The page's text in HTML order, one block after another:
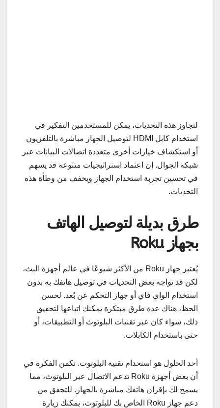
لتجاوز هذه التحديات، يمكن للمستخدمين التفكير في
استخدام كابل HDMI لتوصيل الجهاز مباشرة بالتلفزيون
أو استكشاف خيارات أخرى متعددة اتصالات البيانات عبر
شبكة الجوال. إن اعتماد استراتيجيات متنوعة قد يسهم
في تحسين تجربة استخدام الجهاز ويخفف من وطأة هذه
التحديات.
طرق بديلة لتوصيل الهاتف
بجهاز Roku
يُعتبر جهاز Roku من الأكثر شيوعًا في عالم أجهزة البث،
لكن قد تواجه بعض التحديات في توصيل هاتفك به بدون
استخدام الواي فاي أو جهاز التحكم عن بُعد. لحسن
الحظ، هناك عدة طرق مبتكرة يمكنك اتباعها لتحقيق
ذلك، سواء كان عبر تقنيات البلوتوث أو التطبيقات، أو
حتى باستخدام الكابلات.
أحد الحلول هو استخدام تقنية البلوتوث. تكمن الفكرة في
أن بعض أجهزة Roku تدعم الاتصال عبر البلوتوث، مما
يسمح لك بإقران هاتفك مباشرة بالجهاز. للتحقق من
دعم جهاز Roku الخاص بك للبلوتوث، يمكنك زيارة